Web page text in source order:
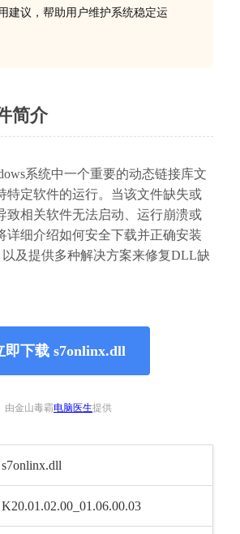
建议，帮助用户维护系统稳定运
简介
系统中一个重要的动态链接库文
特定软件的运行。当该文件缺失或
致相关软件无法启动、运行崩溃或
详细介绍如何安全下载并正确安装
以及提供多种解决方案来修复DLL缺
即下载 s7onlinx.dll
由金山毒霸电脑医生提供
s7onlinx.dll
K20.01.02.00_01.06.00.03